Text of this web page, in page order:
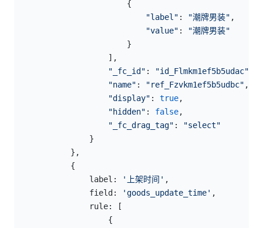
                        {
                            "label"
: "潮牌男装" ,
                            "value"
:
"潮牌男装"
                        }
                    ],
                    "_fc_id"
: "id_Flmkm1ef5b5udac"
                    "name"
: "ref_Fzvkm1ef5b5udbc" ,
                    "display"
: true,
                    "hidden"
: false,
                    "_fc_drag_tag"
:
"select"
                }
            },
            {
                label:
'上架时间' ,
                field:
'goods_update_time' ,
                rule: [
                    {